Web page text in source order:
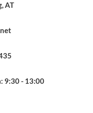
AT
9:30 - 13:00